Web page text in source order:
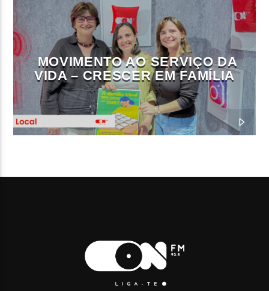
MOVIMENTO AO SERVIÇO DA
VIDA – CRESCER EM FAMÍLIA